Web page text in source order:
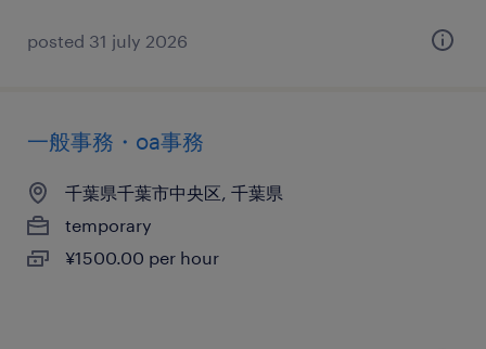
posted 31 july 2026
一般事務・oa事務
千葉県千葉市中央区, 千葉県
temporary
¥1500.00 per hour